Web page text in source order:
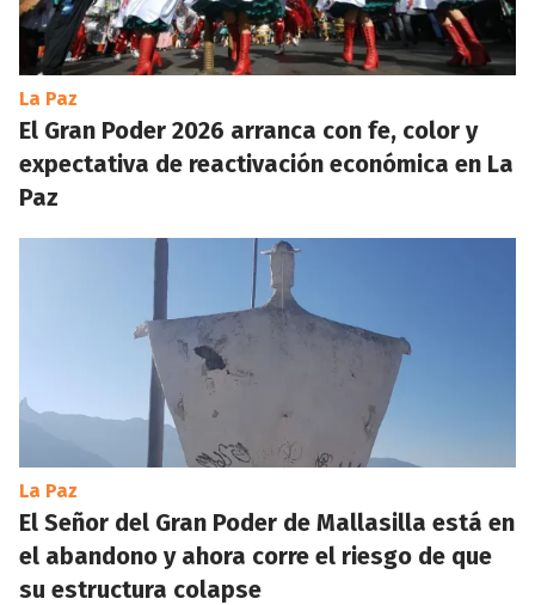
La Paz
El Gran Poder 2026 arranca con fe, color y
expectativa de reactivación económica en La
Paz
La Paz
El Señor del Gran Poder de Mallasilla está en
el abandono y ahora corre el riesgo de que
su estructura colapse